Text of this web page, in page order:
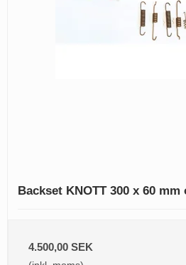
Backset KNOTT 300 x 60
4.500,00 SEK